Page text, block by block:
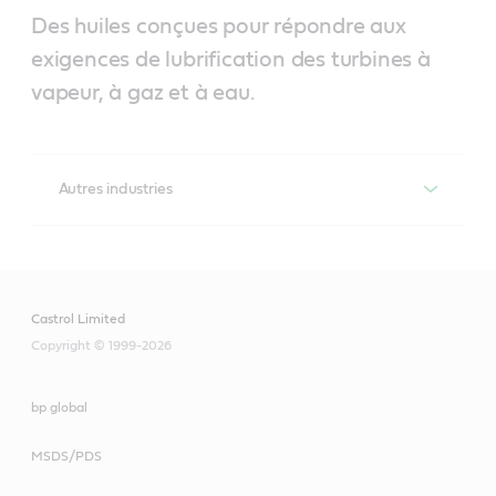
Des huiles conçues pour répondre aux
exigences de lubrification des turbines à
vapeur, à gaz et à eau.
Autres industries
antimoussantes et de désaération pour lubrifier les
turbines au gaz et à vapeur dans des applications
Pâte de montage pour lubrifier les composants à
Castrol Limited
Copyright © 1999-2026
bp global
MSDS/PDS